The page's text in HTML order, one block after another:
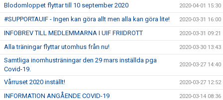
Blodomloppet flyttar till 10 september 2020 2020-04-01 15:30
#SUPPORTAUIF - Ingen kan göra allt men alla kan göra lite! 2020-03-31 16:00
INFOBREV TILL MEDLEMMARNA I UIF FRIIDROTT 2020-03-31 09:21
Alla träningar flyttar utomhus från nu! 2020-03-30 13:43
Samtliga inomhusträningar den 29 mars inställda pga
Covid-19.
2020-03-27 14:40
Vårruset 2020 inställt! 2020-03-27 12:52
INFORMATION ANGÅENDE COVID-19 2020-03-14 08:36